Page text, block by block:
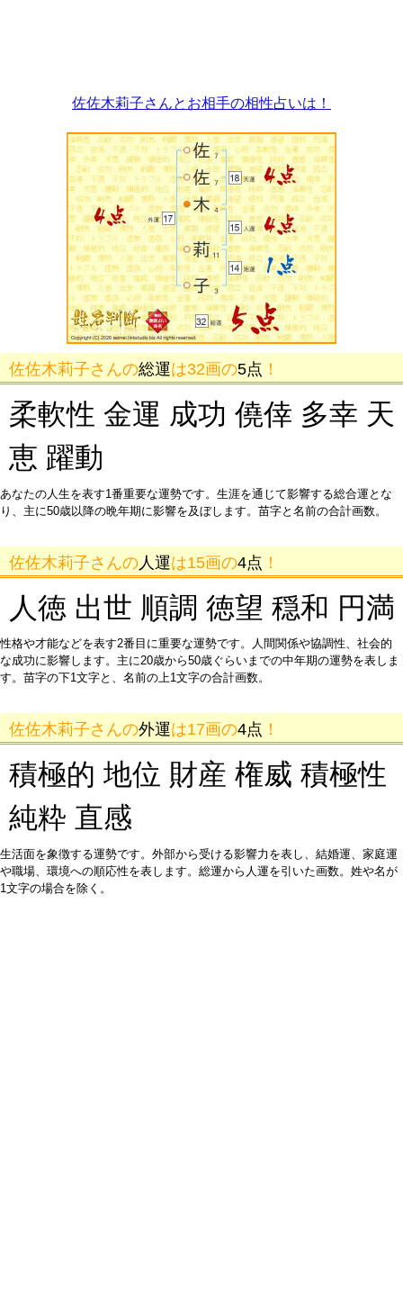
佐佐木莉子さんとお相手の相性占いは！
佐佐木莉子さんの総運は32画の5点 ！
柔軟性 金運 成功 僥倖 多幸 天
恵 躍動
あなたの人生を表す1番重要な運勢です。生涯を通じて影響する総合運とな
り、主に50歳以降の晩年期に影響を及ぼします。苗字と名前の合計画数。
佐佐木莉子さんの 人運は15画の4点 ！
人徳 出世 順調 徳望 穏和 円満
性格や才能などを表す2番目に重要な運勢です。人間関係や協調性、社会的
な成功に影響します。主に20歳から50歳ぐらいまでの中年期の運勢を表しま
す。苗字の下1文字と、名前の上1文字の合計画数。
佐佐木莉子さんの外運は17画の4点 ！
積極的 地位 財産 権威 積極性
純粋 直感
生活面を象徴する運勢です。外部から受ける影響力を表し、結婚運、家庭運
や職場、環境への順応性を表します。総運から人運を引いた画数。姓や名が
1文字の場合を除く。